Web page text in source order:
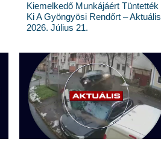
Kiemelkedő Munkájáért Tüntették
Ki A Gyöngyösi Rendőrt – Aktuális
2026. Július 21.